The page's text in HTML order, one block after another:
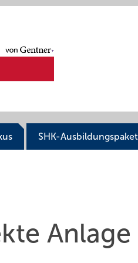
SHK-Ausbildungspaket
Anlage